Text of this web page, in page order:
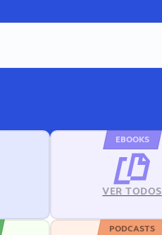
EBOOKS
VER TODOS
PODCASTS